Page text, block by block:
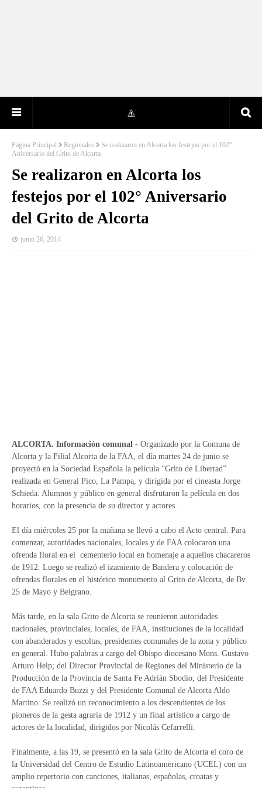
Página Principal Regionales
Se realizaron en Alcorta los festejos por el 102°
Aniversario del Grito de Alcorta
Se realizaron en Alcorta los
festejos por el 102° Aniversario
del Grito de Alcorta
junio 26, 2014
ALCORTA. Información comunal - Organizado por la Comuna de
Alcorta y la Filial Alcorta de la FAA, el día martes 24 de junio se
proyectó en la Sociedad Española la película “Grito de Libertad”
realizada en General Pico, La Pampa, y dirigida por el cineasta Jorge
Schieda. Alumnos y público en general disfrutaron la película en dos
horarios, con la presencia de su director y actores.
El día miércoles 25 por la mañana se llevó a cabo el Acto central. Para
comenzar, autoridades nacionales, locales y de FAA colocaron una
ofrenda floral en el cementerio local en homenaje a aquellos chacareros
de 1912. Luego se realizó el izamiento de Bandera y colocación de
ofrendas florales en el histórico monumento al Grito de Alcorta, de Bv.
25 de Mayo y Belgrano.
Más tarde, en la sala Grito de Alcorta se reunieron autoridades
nacionales, provinciales, locales, de FAA, instituciones de la localidad
con abanderados y escoltas, presidentes comunales de la zona y público
en general. Hubo palabras a cargo del Obispo diocesano Mons. Gustavo
Arturo Help; del Director Provincial de Regiones del Ministerio de la
Producción de la Provincia de Santa Fe Adrián Sbodio; del Presidente
de FAA Eduardo Buzzi y del Presidente Comunal de Alcorta Aldo
Martino. Se realizó un reconocimiento a los descendientes de los
pioneros de la gesta agraria de 1912 y un final artístico a cargo de
actores de la localidad, dirigidos por Nicolás Cefarrelli.
Finalmente, a las 19, se presentó en la sala Grito de Alcorta el coro de
la Universidad del Centro de Estudio Latinoamericano (UCEL) con un
amplio repertorio con canciones, italianas, españolas, croatas y